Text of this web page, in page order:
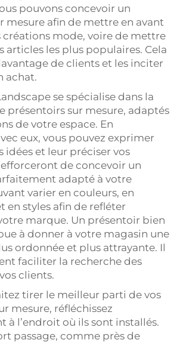
pouvons concevoir un
mesure afin de mettre en avant
créations mode, voire de mettre
articles les plus populaires. Cela
de clients et les inciter
achat.
se spécialise dans la
présentoirs sur mesure, adaptés
de votre espace. En
eux, vous pouvez exprimer
idées et leur préciser vos
de concevoir un
adapté à votre
varier en couleurs, en
en styles afin de refléter
marque. Un présentoir bien
à donner à votre magasin une
ordonnée et plus attrayante. Il
faciliter la recherche des
clients.
tirer le meilleur parti de vos
mesure, réfléchissez
à l’endroit où ils sont installés.
passage, comme près de